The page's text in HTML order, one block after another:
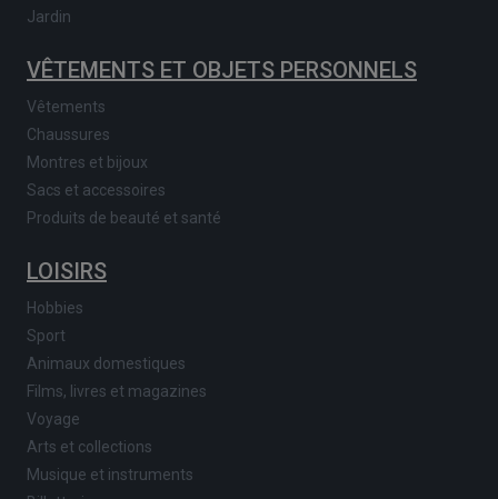
Jardin
VÊTEMENTS ET OBJETS PERSONNELS
Vêtements
Chaussures
Montres et bijoux
Sacs et accessoires
Produits de beauté et santé
LOISIRS
Hobbies
Sport
Animaux domestiques
Films, livres et magazines
Voyage
Arts et collections
Musique et instruments